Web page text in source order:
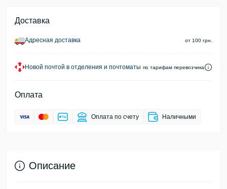
Доставка
Адресная доставка от 100 грн.
Новой почтой в отделения и почтоматы по тарифам перевозчика
Оплата
Оплата по счету Наличными
Описание